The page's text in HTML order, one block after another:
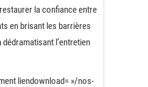
la confiance entre
en brisant les barrières
l’entretien
liendownload= »/nos-